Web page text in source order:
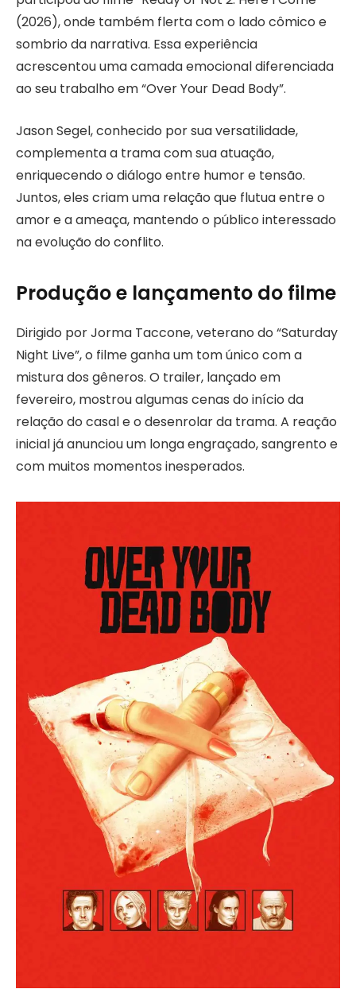
(2026), onde também flerta com o lado cômico e
sombrio da narrativa. Essa experiência
acrescentou uma camada emocional diferenciada
ao seu trabalho em “Over Your Dead Body”.
Jason Segel, conhecido por sua versatilidade,
complementa a trama com sua atuação,
enriquecendo o diálogo entre humor e tensão.
Juntos, eles criam uma relação que flutua entre o
amor e a ameaça, mantendo o público interessado
na evolução do conflito.
Produção e lançamento do filme
Dirigido por Jorma Taccone, veterano do “Saturday
Night Live”, o filme ganha um tom único com a
mistura dos gêneros. O trailer, lançado em
fevereiro, mostrou algumas cenas do início da
relação do casal e o desenrolar da trama. A reação
inicial já anunciou um longa engraçado, sangrento e
com muitos momentos inesperados.